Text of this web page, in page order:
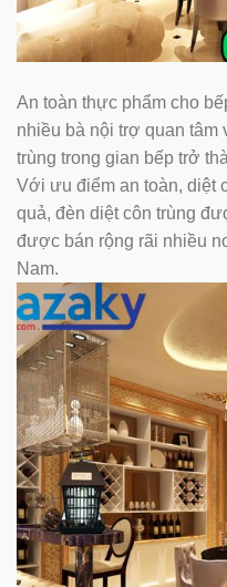
An toàn thực phẩm cho
nhiều bà nội trợ quan tâm
trùng trong gian bếp trở
Với ưu điểm an toàn, diệt
quả, đèn diệt côn trùng
được bán rộng rãi nhiều
Nam.